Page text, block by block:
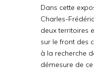
Dans cette
Charles-
deux territoires
sur le front des
à la recherche
démesure de